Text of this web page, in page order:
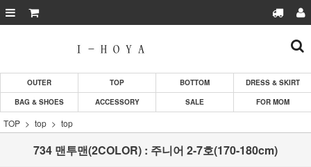
OUTER TOP BOTTOM
DRESS & SKIRT
BAG & SHOES
ACCESSORY SALE FOR MOM
TOP top top
734 맨투맨(2COLOR) : 주니어 2-7호(170-180cm)